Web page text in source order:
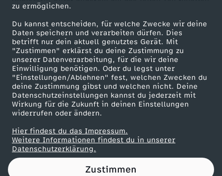
zu ermöglichen.
Du kannst entscheiden, für welche Zwecke wir deine
Daten speichern und verarbeiten dürfen. Dies
betrifft nur dein aktuell genutztes Gerät. Mit
"Zustimmen" erklärst du deine Zustimmung zu
unserer Datenverarbeitung, für die wir deine
Einwilligung benötigen. Oder du legst unter
"Einstellungen/Ablehnen" fest, welchen Zwecken du
deine Zustimmung gibst und welchen nicht. Deine
Datenschutzeinstellungen kannst du jederzeit mit
Wirkung für die Zukunft in deinen Einstellungen
widerrufen oder ändern.
Hier findest du das Impressum.
Weitere Informationen findest du in unserer
Datenschutzerklärung.
Zustimmen
l
l
&
S
o
c
i
ZDF goes Schule
Werbefernsehen
Mainzelmännchen
Partner